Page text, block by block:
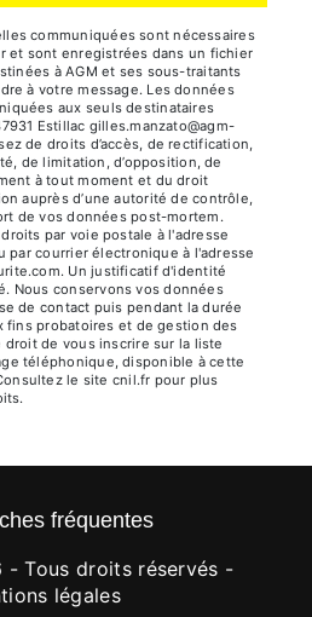
communiquées sont nécessaires
et sont enregistrées dans un fichier
à AGM et ses sous-traitants
à votre message. Les données
aux seuls destinataires
Estillac gilles.manzato@agm-
de droits d’accès, de rectification,
de limitation, d’opposition, de
à tout moment et du droit
auprès d’une autorité de contrôle,
de vos données post-mortem.
par voie postale à l'adresse
par courrier électronique à l'adresse
Un justificatif d'identité
Nous conservons vos données
de contact puis pendant la durée
fins probatoires et de gestion des
de vous inscrire sur la liste
téléphonique, disponible à cette
le site cnil.fr pour plus
fréquentes
- Tous droits réservés -
légales